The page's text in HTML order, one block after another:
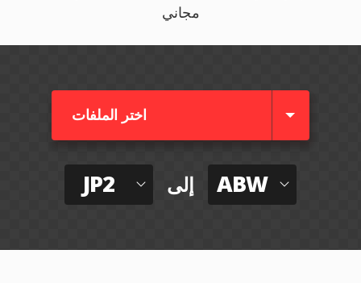
مجاني
اختر الملفات
JP2 إلى ABW